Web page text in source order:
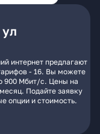
интернет предлагают
- 16. Вы можете
900 Мбит/с. Цены на
Подайте заявку
опции и стоимость.